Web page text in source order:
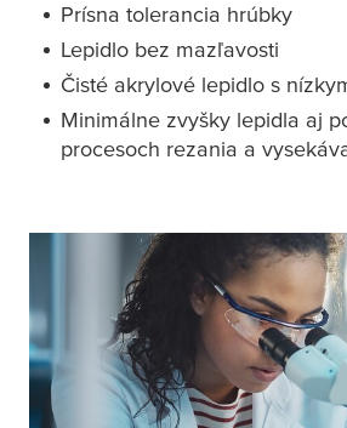
Prísna tolerancia hrúbky
Lepidlo bez mazľavosti
Čisté akrylové lepidlo s
Minimálne zvyšky lepidla aj
procesoch rezania a